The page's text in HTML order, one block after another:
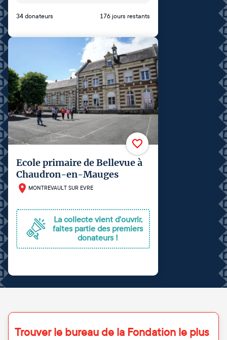
34 donateurs 176 jours restants
Ecole primaire de Bellevue à
Chaudron-en-Mauges
MONTREVAULT SUR EVRE
La collecte vient d'ouvrir,
faites partie des premiers
donateurs !
Trouver le bureau de la Fondation le plus